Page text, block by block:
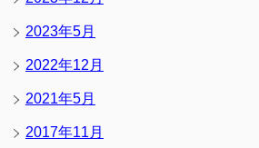
2023年5月
2022年12月
2021年5月
2017年11月